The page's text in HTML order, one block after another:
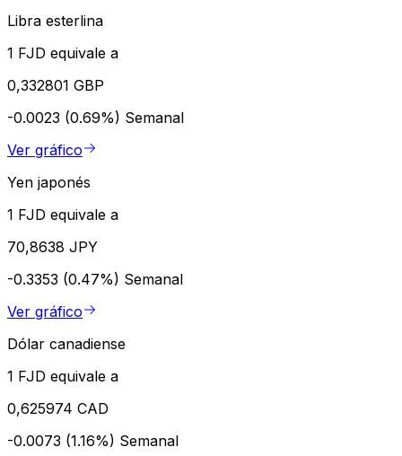
Libra esterlina
1 FJD equivale a
0,332801 GBP
-0.0023 (0.69%) Semanal
Ver gráfico
Yen japonés
1 FJD equivale a
70,8638 JPY
-0.3353 (0.47%) Semanal
Ver gráfico
Dólar canadiense
1 FJD equivale a
0,625974 CAD
-0.0073 (1.16%) Semanal